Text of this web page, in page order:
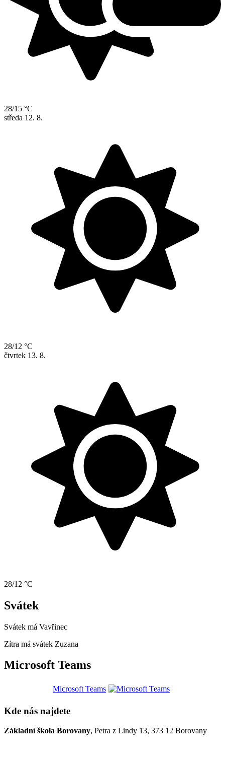
28/15 °C
středa 12. 8.
28/12 °C
čtvrtek 13. 8.
28/12 °C
Svátek
Svátek má Vavřinec
Zítra má svátek Zuzana
Microsoft Teams
Microsoft Teams
Kde nás najdete
Základní škola Borovany, Petra z Lindy 13, 373 12 Borovany